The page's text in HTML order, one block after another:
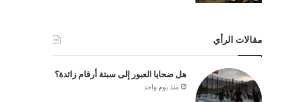
مقالات الرأي
هل ضحايا العبور إلى سبتة أرقام زائدة؟
منذ يوم واحد